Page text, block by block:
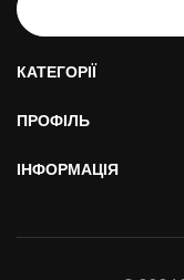
КАТЕГОРІЇ
ПРОФІЛЬ
ІНФОРМАЦІЯ